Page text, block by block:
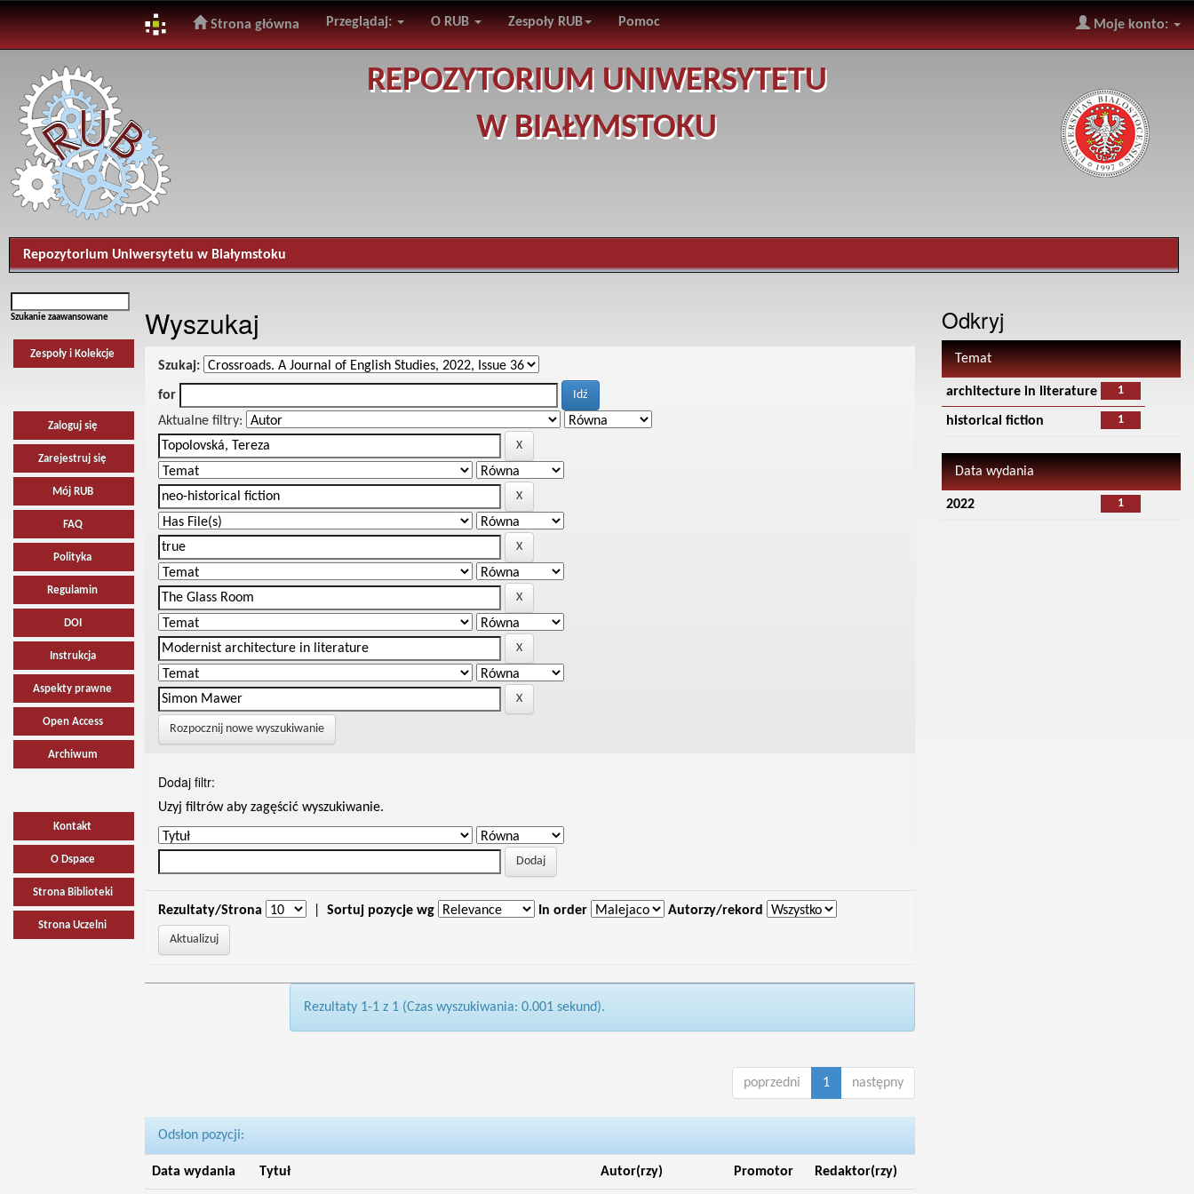
navigation
Strona główna Przeglądaj: O RUB Zespoły RUB Pomoc Moje konto:
REPOZYTORIUM UNIWERSYTETU
W BIAŁYMSTOKU
Repozytorium Uniwersytetu w Białymstoku
Szukanie zaawansowane
Zespoły i Kolekcje
Zaloguj się
Zarejestruj się
Mój RUB
FAQ
Polityka
Regulamin
DOI
Instrukcja
Aspekty prawne
Open Access
Archiwum
Kontakt
O Dspace
Strona Biblioteki
Strona Uczelni
Wyszukaj
Szukaj:
for
Aktualne filtry:
Rozpocznij nowe wyszukiwanie
Dodaj filtr:
Uzyj filtrów aby zagęścić wyszukiwanie.
Rezultaty/Strona Sortuj pozycje wg In order Autorzy/rekord
Rezultaty 1-1 z 1 (Czas wyszukiwania: 0.001 sekund).
poprzedni 1 następny
Odsłon pozycji:
Data wydania Tytuł Autor(rzy) Promotor Redaktor(rzy)
Odkryj
Temat
1
architecture in literature
1
historical fiction
Data wydania
1
2022